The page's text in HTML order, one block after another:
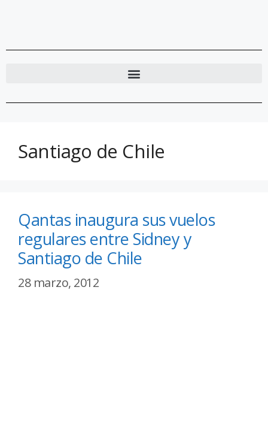
Santiago de Chile
Qantas inaugura sus vuelos
regulares entre Sidney y
Santiago de Chile
28 marzo, 2012